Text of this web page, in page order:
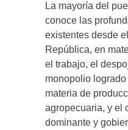
La mayoría del
conoce las
existentes desde
República, en
el trabajo, el
monopolio
materia de
agropecuaria, y el
dominante y